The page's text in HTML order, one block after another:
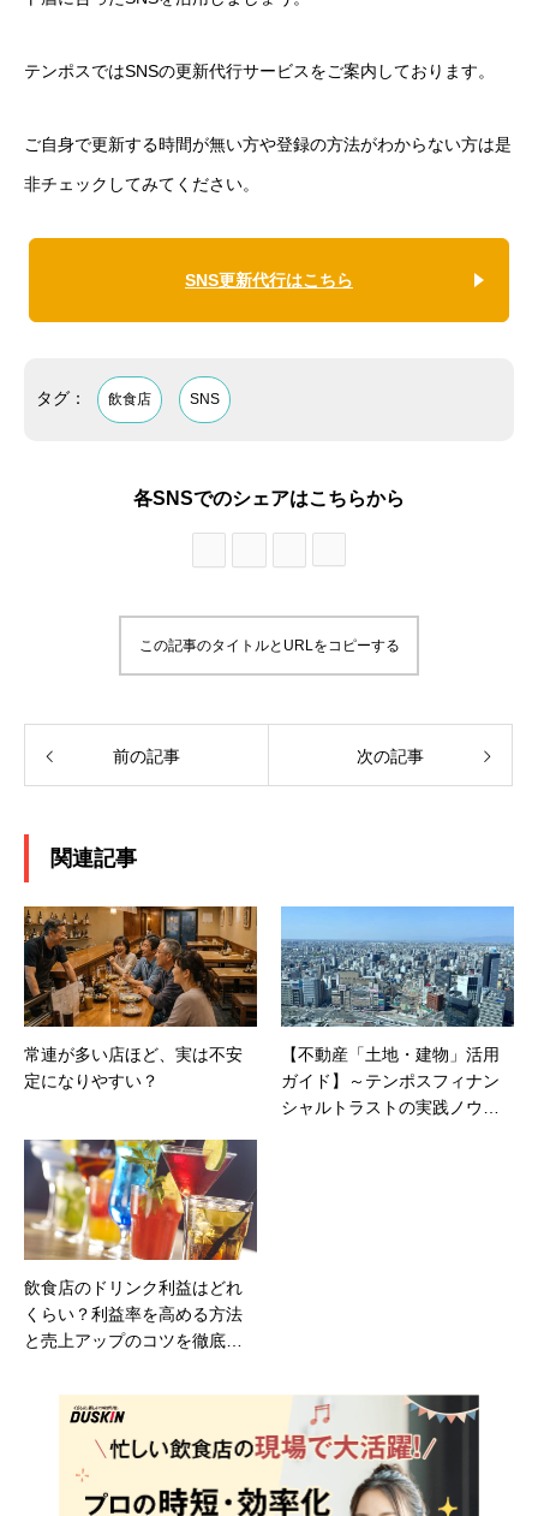
テンポスではSNSの更新代行サービスをご案内しております。
ご自身で更新する時間が無い方や登録の方法がわからない方は是
非チェックしてみてください。
SNS更新代行はこちら
タグ： 飲食店 SNS
各SNSでのシェアはこちらから
この記事のタイトルとURLをコピーする
前の記事 次の記事
関連記事
常連が多い店ほど、実は不安
定になりやすい？
【不動産「土地・建物」活用
ガイド】～テンポスフィナン
シャルトラストの実践ノウハ
飲食店のドリンク利益はどれ
くらい？利益率を高める方法
と売上アップのコツを徹底解